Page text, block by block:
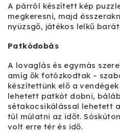
A párról készített kép
megkeresni, majd
nyüzsgő, játékos lelkű
Patkódobás
A lovaglás és egymás
amíg ők fotózkodtak –
készítettünk elő a
lehetett patkót dobni,
sétakocsikálással lehetett
túl múlatni az időt.
volt erre tér és idő.